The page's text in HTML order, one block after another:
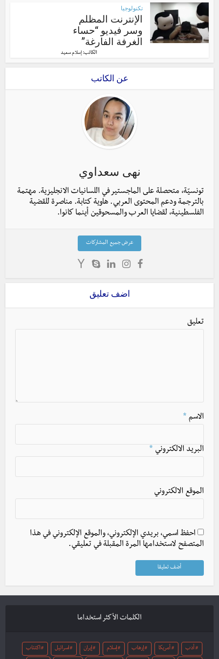
تكنولوجيا
الإنترنت المظلم
وسر فيديو “حساء
الغرفة الفارغة”
الكاتب: إسلام سعيد
عن الكاتب
نهى سعداوي
تونسيّة، متحصلة على الماجستير في اللسانيات الانجليزية. مهتمة
بالترجمة ودعم المحتوى العربي. هاوية كتابة. مناصرة للقضية
الفلسطينية، لقضايا العرب والمسحوقين أينما كانوا.
عرض جميع المشاركات
اضف تعليق
تعليق
الاسم *
البريد الالكتروني *
الموقع الالكتروني
احفظ اسمي، بريدي الإلكتروني، والموقع الإلكتروني في هذا
المتصفح لاستخدامها المرة المقبلة في تعليقي.
الكلمات الأكثر استخداما
أدب أمريكا إرهاب إسلام إيران اسرائيل اكتئاب